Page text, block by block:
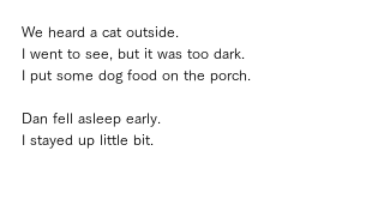
We heard a cat outside.
I went to see, but it was too dark.
I put some dog food on the porch.
Dan fell asleep early.
I stayed up little bit.